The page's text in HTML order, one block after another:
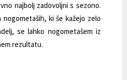
najbolj zadovoljni s sezono.
ki še kažejo zelo
se lahko nogometašem iz
rezultatu.